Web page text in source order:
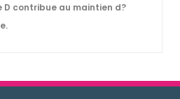
D contribue au maintien d?